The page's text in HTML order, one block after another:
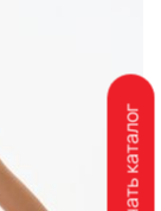
Скачать каталог